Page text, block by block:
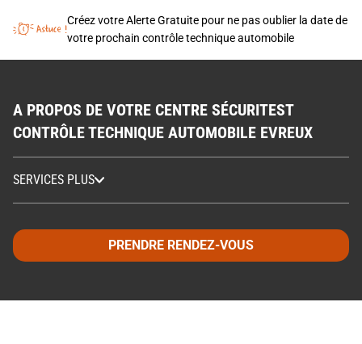
Créez votre Alerte Gratuite pour ne pas oublier la date de
votre prochain contrôle technique automobile
A PROPOS DE VOTRE CENTRE SÉCURITEST
CONTRÔLE TECHNIQUE AUTOMOBILE EVREUX
SERVICES PLUS
PRENDRE RENDEZ-VOUS